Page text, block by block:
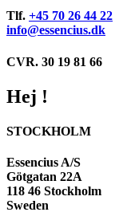
Tlf. +45 70 26 44 22
info@essencius.dk
CVR. 30 19 81 66
Hej !
STOCKHOLM
Essencius A/S
Götgatan 22A
118 46 Stockholm
Sweden